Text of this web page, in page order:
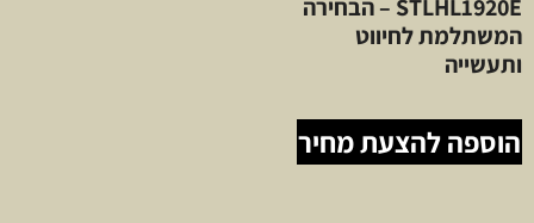
STLHL1920E – הבחירה
המשתלמת לחיווט
ותעשייה
הוספה להצעת מחיר